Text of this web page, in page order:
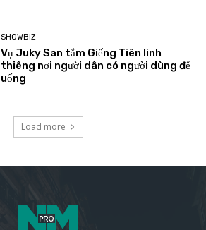
SHOWBIZ
Vụ Juky San tắm Giếng Tiên linh
thiêng nơi người dân có người dùng để
uống
Load more